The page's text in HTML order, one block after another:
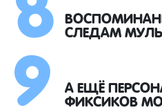
СЛЕДАМ
А ЕЩЁ
ФИКСИКОВ